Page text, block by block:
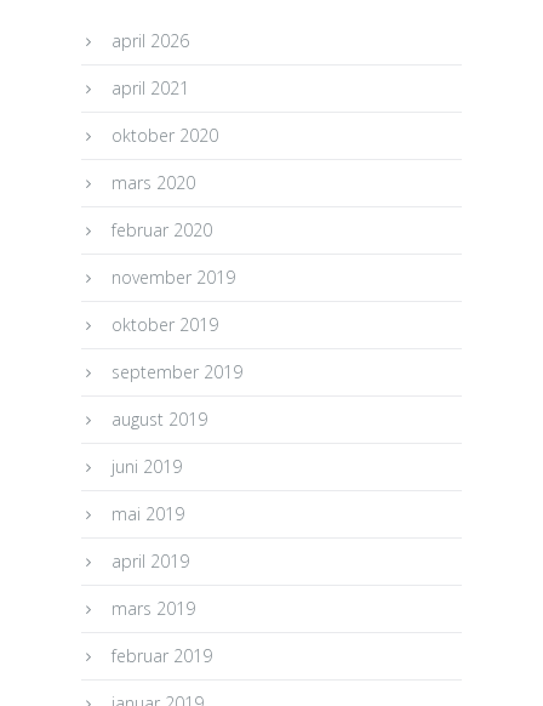
april 2026
april 2021
oktober 2020
mars 2020
februar 2020
november 2019
oktober 2019
september 2019
august 2019
juni 2019
mai 2019
april 2019
mars 2019
februar 2019